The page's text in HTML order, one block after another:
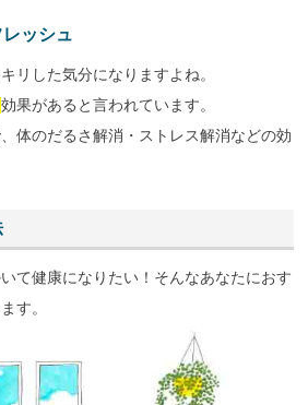
ッシュ
リした気分になりますよね。
効果があると言われています。
体のだるさ解消・ストレス解消などの効
て健康になりたい！そんなあなたにおす
す。